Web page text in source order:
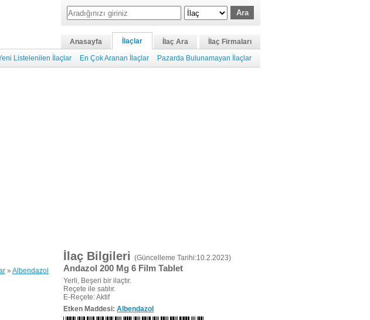
Anasayfa İlaçlar İlaç Ara
İlaç Firmaları
Listelenilen İlaçlar En Çok Aranan İlaçlar Pazarda Bulunamayan İlaçlar
» Albendazol
İlaç Bilgileri (Güncelleme Tarihi:10.2.2023)
Andazol 200 Mg 6 Film Tablet
Yerli, Beşeri bir ilaçtır.
Reçete ile satılır.
E-Reçete: Aktif
Etken Maddesi: Albendazol